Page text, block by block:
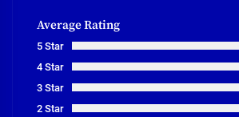
Average Rating
5 Star
4 Star
3 Star
2 Star